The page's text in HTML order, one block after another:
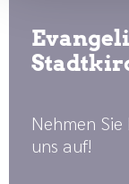
Nehmen
uns auf!